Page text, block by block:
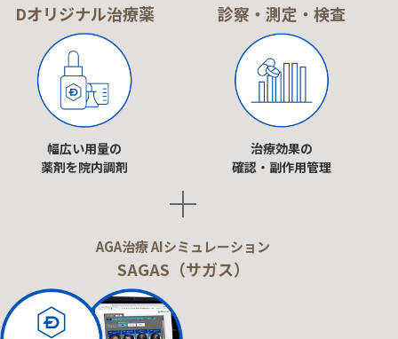
Dオリジナル治療薬
幅広い用量の
薬剤を院内調剤
AGA治療 AIシミュレーション
SAGAS（サガス）
診察・測定・検査
治療効果の
確認・副作用管理